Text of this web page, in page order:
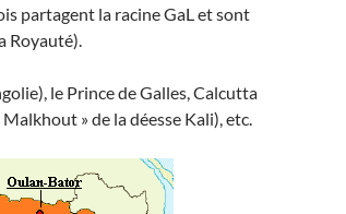
partagent la racine GaL et sont
Royauté).
le Prince de Galles, Calcutta
» de la déesse Kali), etc.